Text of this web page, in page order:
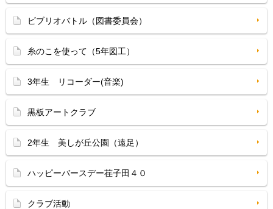
ビブリオバトル（図書委員会）
糸のこを使って（5年図工）
3年生 リコーダー(音楽)
黒板アートクラブ
2年生 美しが丘公園（遠足）
ハッピーバースデー荏子田４０
クラブ活動